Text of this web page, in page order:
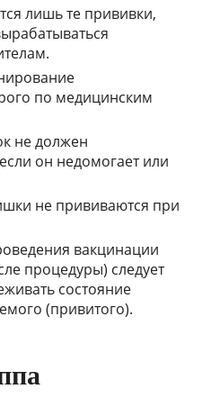
лишь те прививки,
по медицинским
не должен
он недомогает или
не прививаются при
вакцинации
процедуры) следует
состояние
(привитого).